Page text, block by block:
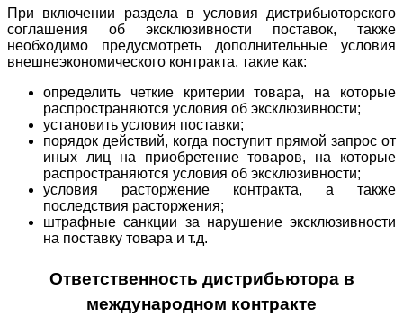
При включении раздела в условия дистрибьюторского
соглашения об эксклюзивности поставок, также
необходимо предусмотреть дополнительные условия
внешнеэкономического контракта, такие как:
определить четкие критерии товара, на которые
распространяются условия об эксклюзивности;
установить условия поставки;
порядок действий, когда поступит прямой запрос от
иных лиц на приобретение товаров, на которые
распространяются условия об эксклюзивности;
условия расторжение контракта, а также
последствия расторжения;
штрафные санкции за нарушение эксклюзивности
на поставку товара и т.д.
Ответственность дистрибьютора в
международном контракте